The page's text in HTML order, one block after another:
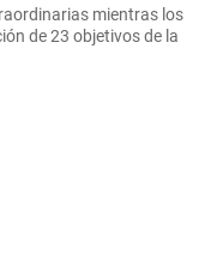
mientras los
de 23 objetivos de la